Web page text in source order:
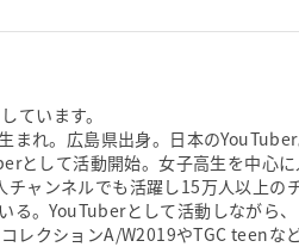
ています。
まれ。広島県出身。日本の
として活動開始。女子高生を中心
ャンネルでも活躍し15万人以上の
る。YouTuberとして活動しながら
レクションA/W2019やTGC teenな